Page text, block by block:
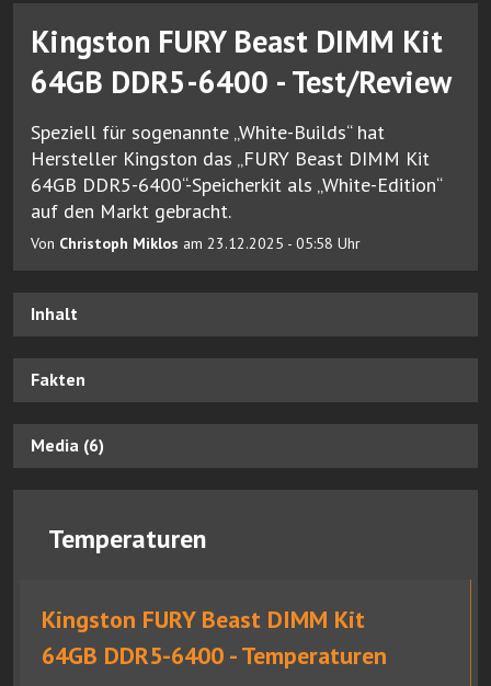
Kingston FURY Beast DIMM Kit
64GB DDR5-6400 - Test/Review
Speziell für sogenannte „White-Builds“ hat
Hersteller Kingston das „FURY Beast DIMM Kit
64GB DDR5-6400“-Speicherkit als „White-Edition“
auf den Markt gebracht.
Von Christoph Miklos am 23.12.2025 - 05:58 Uhr
Inhalt
Fakten
Media (6)
Temperaturen
Kingston FURY Beast DIMM Kit
64GB DDR5-6400 - Temperaturen